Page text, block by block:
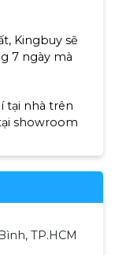
của Nhật
kiểm
100%
Kingbuy sẽ
7 ngày mà
tại nhà trên
showroom
TP.HCM